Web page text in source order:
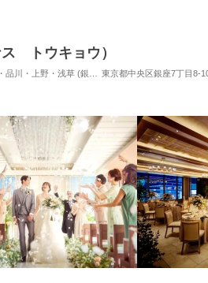
トウキョウ）
草 (銀座駅) / 式場・ゲストハウス 対
東京都中央区銀座7丁目8-